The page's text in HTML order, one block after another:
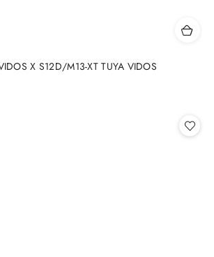
X S12D/M13-XT TUYA VIDOS